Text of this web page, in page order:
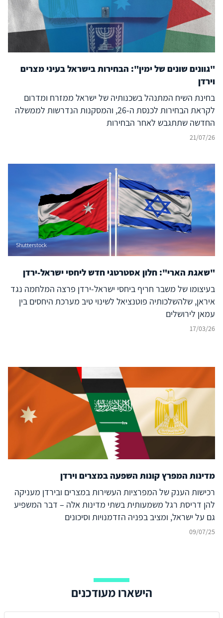
"גוונים שונים של ימין": הבחירות בישראל בעיני מצרים
וירדן
בחינת השיח המתנהל בשכנותיה של ישראל ממזרח ומדרום
לקראת הבחירות לכנסת ה-26, והמסקנות הנדרשות לממשלה
החדשה שתתגבש לאחר הבחירות
21/07/26
Shutterstock
"שאגת הארי": חלון אסטרטגי חדש ליחסי ישראל-ירדן
בעיצומו של משבר חריף ביחסי ישראל-ירדן פרצה המלחמה נגד
איראן, שלהשלכותיה פוטנציאל לשינוי טיב מערכת היחסים בין
עמאן לירושלים
17/03/26
מדינות המפרץ קונות השפעה במצרים וירדן
רכישות הענק של המפרציות העשירות במצרים ובירדן מעניקה
להן דריסת רגל משמעותית בשתי מדינות אלה – דבר המשפיע
גם על ישראל, ומציב בפניה הזדמנויות וסיכונים
09/07/25
הישארו מעודכנים